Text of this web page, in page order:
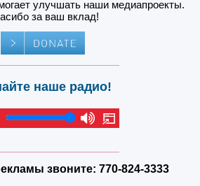
улучшать наши медиапроекты.
за ваш вклад!
наше радио!
звоните: 770-824-3333